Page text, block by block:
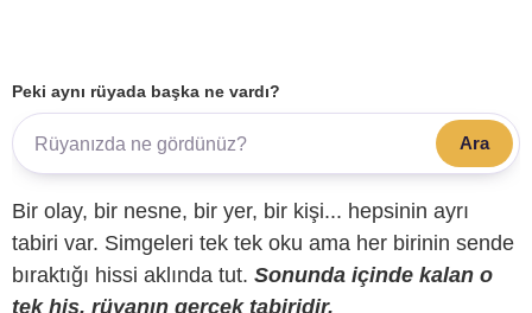
Peki aynı rüyada başka ne vardı?
Ara
Bir olay, bir nesne, bir yer, bir kişi... hepsinin ayrı
tabiri var. Simgeleri tek tek oku ama her birinin sende
bıraktığı hissi aklında tut. Sonunda içinde kalan o
tek his, rüyanın gerçek tabiridir.